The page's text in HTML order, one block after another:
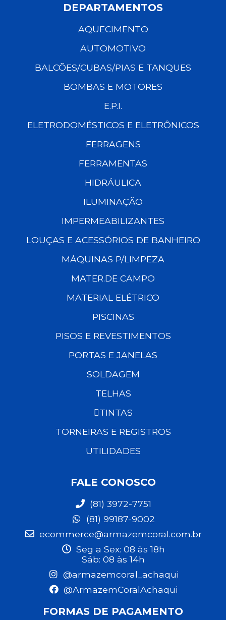
DEPARTAMENTOS
AQUECIMENTO
AUTOMOTIVO
BALCÕES/CUBAS/PIAS E TANQUES
BOMBAS E MOTORES
E.P.I.
ELETRODOMÉSTICOS E ELETRÔNICOS
FERRAGENS
FERRAMENTAS
HIDRÁULICA
ILUMINAÇÃO
IMPERMEABILIZANTES
LOUÇAS E ACESSÓRIOS DE BANHEIRO
MÁQUINAS P/LIMPEZA
MATER.DE CAMPO
MATERIAL ELÉTRICO
PISCINAS
PISOS E REVESTIMENTOS
PORTAS E JANELAS
SOLDAGEM
TELHAS
TINTAS
TORNEIRAS E REGISTROS
UTILIDADES
FALE CONOSCO
(81) 3972-7751
(81) 99187-9002
ecommerce@armazemcoral.com.br
Seg a Sex: 08 às 18h
Sáb: 08 às 14h
@armazemcoral_achaqui
@ArmazemCoralAchaqui
FORMAS DE PAGAMENTO